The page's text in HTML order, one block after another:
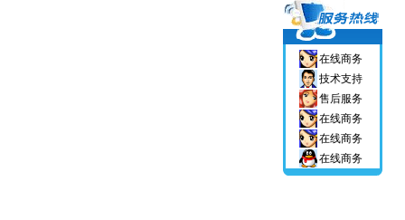
在线商务
技术支持
售后服务
在线商务
在线商务
在线商务